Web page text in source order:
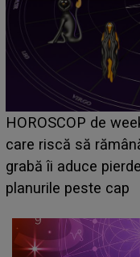
Emanuel a ținut
acum! În fața
face o
sa: "I-am spus și ei